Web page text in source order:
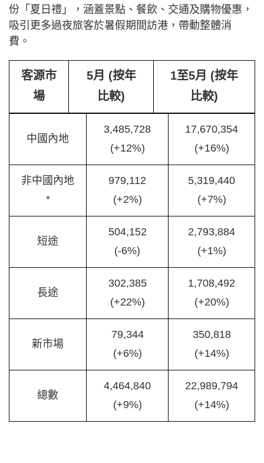
份「夏日禮」，涵蓋景點、餐飲、交通及購物優惠，
吸引更多過夜旅客於暑假期間訪港，帶動整體消
費。
客源市
場
5月 (按年
比較)
1至5月 (按年
比較)
中國內地
3,485,728
(+12%)
17,670,354
(+16%)
非中國內地
*
979,112
(+2%)
5,319,440
(+7%)
短途
504,152
(-6%)
2,793,884
(+1%)
長途
302,385
(+22%)
1,708,492
(+20%)
新市場
79,344
(+6%)
350,818
(+14%)
總數
4,464,840
(+9%)
22,989,794
(+14%)